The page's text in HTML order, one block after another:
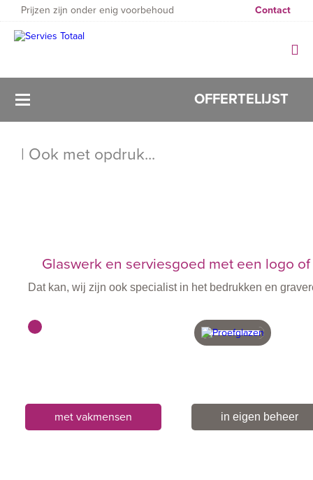
Prijzen zijn onder enig voorbehoud Contact
OFFERTELIJST
| Ook met opdruk...
Glaswerk en serviesgoed met een logo
Dat kan, wij zijn ook specialist in het bedrukken en
met vakmensen in eigen beheer